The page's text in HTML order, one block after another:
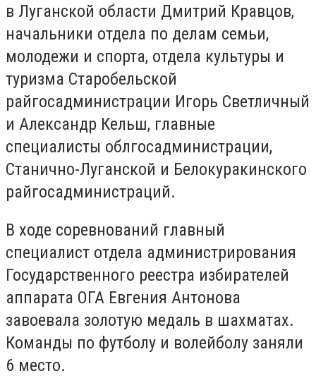
в Луганской области Дмитрий Кравцов,
начальники отдела по делам семьи,
молодежи и спорта, отдела культуры и
туризма Старобельской
райгосадминистрации Игорь Светличный
и Александр Кельш, главные
специалисты облгосадминистрации,
Станично-Луганской и Белокуракинского
райгосадминистраций.
В ходе соревнований главный
специалист отдела администрирования
Государственного реестра избирателей
аппарата ОГА Евгения Антонова
завоевала золотую медаль в шахматах.
Команды по футболу и волейболу заняли
6 место.